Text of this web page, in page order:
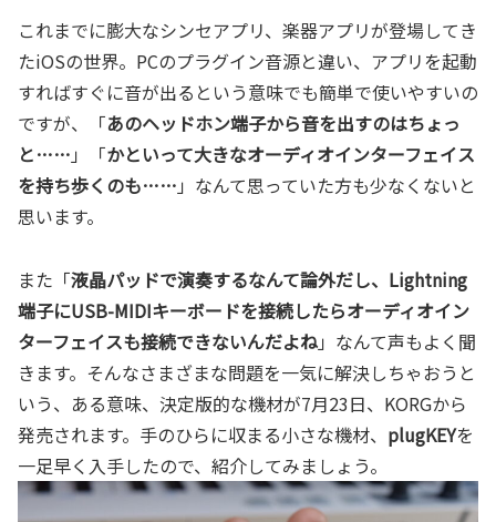
これまでに膨大なシンセアプリ、楽器アプリが登場してき
たiOSの世界。PCのプラグイン音源と違い、アプリを起動
すればすぐに音が出るという意味でも簡単で使いやすいの
ですが、「あのヘッドホン端子から音を出すのはちょっ
と…… 」「かといって大きなオーディオインターフェイス
を持ち歩くのも…… 」なんて思っていた方も少なくないと
思います。
また「液晶パッドで演奏するなんて論外だし、Lightning
端子にUSB-MIDIキーボードを接続したらオーディオイン
ターフェイスも接続できないんだよね」なんて声もよく聞
きます。そんなさまざまな問題を一気に解決しちゃおうと
いう、ある意味、決定版的な機材が7月23日、KORGから
発売されます。手のひらに収まる小さな機材、 plugKEYを
一足早く入手したので、紹介してみましょう。